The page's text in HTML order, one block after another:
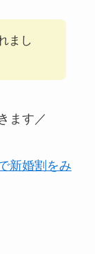
まし
ます／
新婚割をみ